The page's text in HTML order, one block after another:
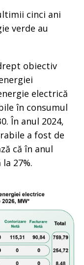
cinci ani
verde au
obiectiv
electrică
în consumul
În anul 2024,
a fost de
că în anul
27%.